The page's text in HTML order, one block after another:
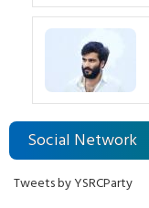
Social Network
Tweets by YSRCParty